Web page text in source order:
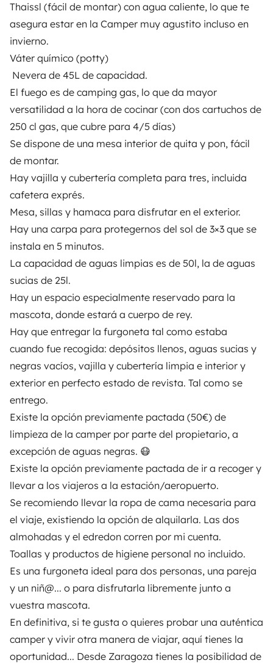
Thaissl (fácil de montar) con agua caliente, lo que te
asegura estar en la Camper muy agustito incluso en
invierno.
Váter químico (potty)
Nevera de 45L de capacidad.
El fuego es de camping gas, lo que da mayor
versatilidad a la hora de cocinar (con dos cartuchos de
250 cl gas, que cubre para 4/5 días)
Se dispone de una mesa interior de quita y pon, fácil
de montar.
Hay vajilla y cubertería completa para tres, incluida
cafetera exprés.
Mesa, sillas y hamaca para disfrutar en el exterior.
Hay una carpa para protegernos del sol de 3×3 que se
instala en 5 minutos.
La capacidad de aguas limpias es de 50l, la de aguas
sucias de 25l.
Hay un espacio especialmente reservado para la
mascota, donde estará a cuerpo de rey.
Hay que entregar la furgoneta tal como estaba
cuando fue recogida: depósitos llenos, aguas sucias y
negras vacíos, vajilla y cubertería limpia e interior y
exterior en perfecto estado de revista. Tal como se
entrego.
Existe la opción previamente pactada (50€) de
limpieza de la camper por parte del propietario, a
excepción de aguas negras. 😷
Existe la opción previamente pactada de ir a recoger y
llevar a los viajeros a la estación/aeropuerto.
Se recomiendo llevar la ropa de cama necesaria para
el viaje, existiendo la opción de alquilarla. Las dos
almohadas y el edredon corren por mi cuenta.
Toallas y productos de higiene personal no incluido.
Es una furgoneta ideal para dos personas, una pareja
y un niñ@... o para disfrutarla libremente junto a
vuestra mascota.
En definitiva, si te gusta o quieres probar una auténtica
camper y vivir otra manera de viajar, aquí tienes la
oportunidad... Desde Zaragoza tienes la posibilidad de
Yescapa es una plataforma que facilita y asegura el
alquiler de autocaravanas y furgonetas campers entre
particulares. La plataforma tiene el papel de
intermediario de confianza y propone una solución
llave en mano para unas vacaciones en total libertad y
seguridad.
3.82/5 sobre 1171 opiniones de usuarios en Trusted
Instagram
X PinterestFacebook
ALQUILER AUTOCARAVANAS
¿Cómo funciona?
Alquilar una autocaravana
Tus primeros pasos en autocaravana
Las opiniones de nuestros usuarios
Ayuda viajero
Anunciar un vehículo
Contrato de alquiler
Seguros de alquiler
Asistencias de alquiler
Ayuda propietario
Medios de pago segurosPago en varios plazos
Descargar en
App Store
Disponible en
Google Play